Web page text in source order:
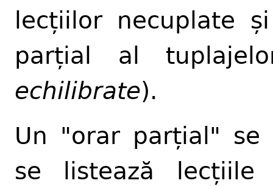
lecțiilor necuplate
parțial al
echilibrate).
Un "orar parțial" se
se listează